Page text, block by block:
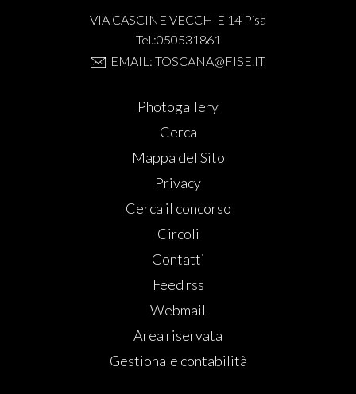
VIA CASCINE VECCHIE 14 Pisa
Tel.:050531861
EMAIL: TOSCANA@FISE.IT
Photogallery
Cerca
Mappa del Sito
Privacy
Cerca il concorso
Circoli
Contatti
Feed rss
Webmail
Area riservata
Gestionale contabilità